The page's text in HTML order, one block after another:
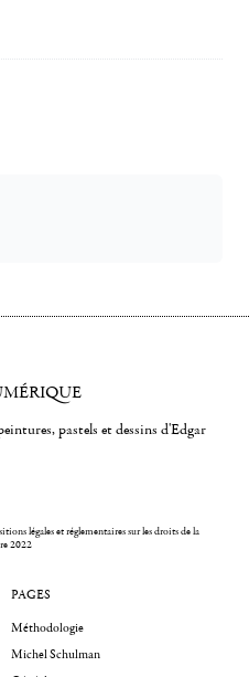
pastels et dessins d'Edgar
légales et réglementaires sur les droits de la
2022
PAGES
Méthodologie
Michel Schulman